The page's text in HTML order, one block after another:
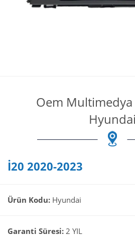
Oem Multimedya
Hyundai
İ20 2020-2023
Ürün Kodu: Hyundai
Garanti Süresi: 2 YIL